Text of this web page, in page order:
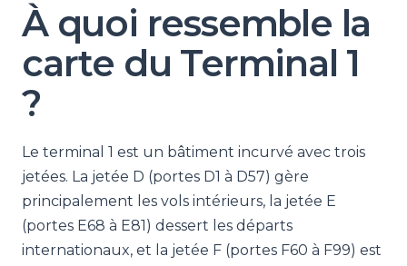
À quoi ressemble la
carte du Terminal 1
?
Le terminal 1 est un bâtiment incurvé avec trois
jetées. La jetée D (portes D1 à D57) gère
principalement les vols intérieurs, la jetée E
(portes E68 à E81) dessert les départs
internationaux, et la jetée F (portes F60 à F99) est